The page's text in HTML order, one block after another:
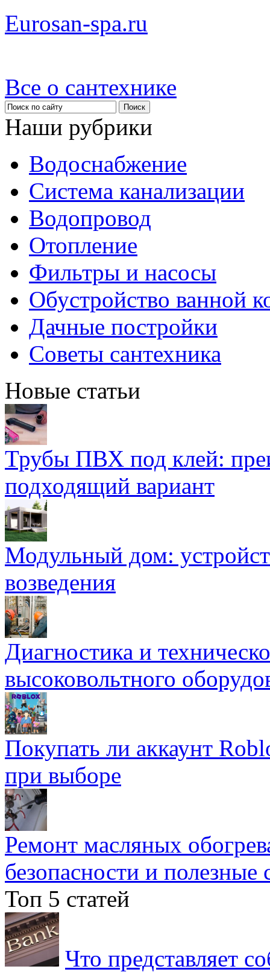
Eurosan-spa.ru
Все о сантехнике
Наши рубрики
Водоснабжение
Система канализации
Водопровод
Отопление
Фильтры и насосы
Обустройство ванной
Дачные постройки
Советы сантехника
Новые статьи
Трубы ПВХ под клей:
подходящий вариант
Модульный дом:
возведения
Диагностика и
высоковольтного
Покупать ли аккаунт
при выборе
Ремонт масляных
безопасности и полезные
Топ 5 статей
Что представляет